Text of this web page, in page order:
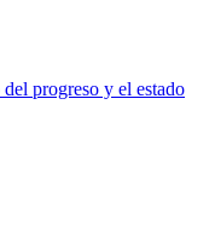
progreso y el estado